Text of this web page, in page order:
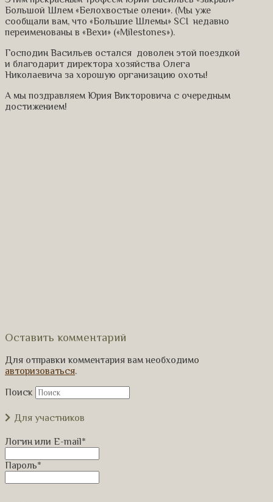
Большой Шлем «Белохвостые олени». (Мы уже
сообщали вам, что «Большие Шлемы» SCI недавно
переименованы в «Вехи» («Milestones»).
Господин Васильев остался доволен этой поездкой
и благодарит директора хозяйства Олега
Николаевича за хорошую организацию охоты!
А мы поздравляем Юрия Викторовича с очередным
достижением!
Оставить комментарий
Для отправки комментария вам необходимо
авторизоваться.
Поиск
Для участников
Логин или E-mail*
Пароль*